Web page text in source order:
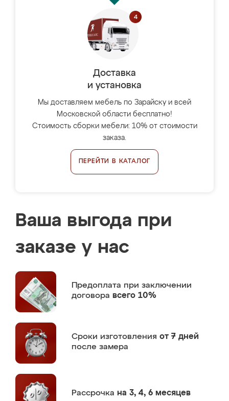
Доставка
и установка
Мы доставляем мебель по Зарайску и всей
Московской области бесплатно!
Стоимость сборки мебели: 10% от стоимости
заказа.
ПЕРЕЙТИ В КАТАЛОГ
Ваша выгода при
заказе у нас
Предоплата при заключении
договора всего 10%
Сроки изготовления от 7 дней
после замера
Рассрочка на 3, 4, 6 месяцев